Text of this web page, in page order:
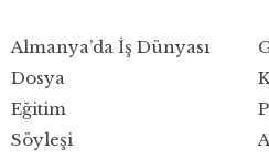
Almanya’da İş Dünyası
Dosya
Eğitim
Söyleşi